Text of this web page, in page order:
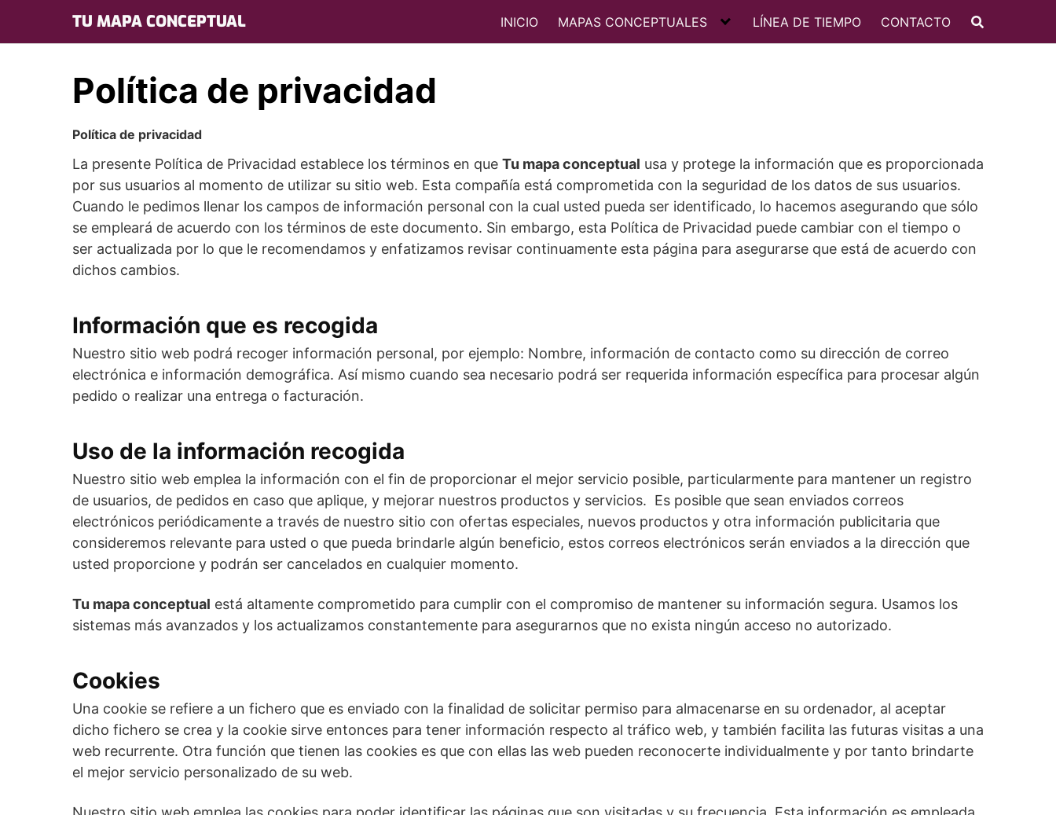
content
TU MAPA CONCEPTUAL INICIO MAPAS CONCEPTUALES LÍNEA DE TIEMPO CONTACTO
Política de privacidad
Política de privacidad
La presente Política de Privacidad establece los términos en que Tu mapa conceptual usa y protege la información que es proporcionada
por sus usuarios al momento de utilizar su sitio web. Esta compañía está comprometida con la seguridad de los datos de sus usuarios.
Cuando le pedimos llenar los campos de información personal con la cual usted pueda ser identificado, lo hacemos asegurando que sólo
se empleará de acuerdo con los términos de este documento. Sin embargo, esta Política de Privacidad puede cambiar con el tiempo o
ser actualizada por lo que le recomendamos y enfatizamos revisar continuamente esta página para asegurarse que está de acuerdo con
dichos cambios.
Información que es recogida
Nuestro sitio web podrá recoger información personal, por ejemplo: Nombre, información de contacto como su dirección de correo
electrónica e información demográfica. Así mismo cuando sea necesario podrá ser requerida información específica para procesar algún
pedido o realizar una entrega o facturación.
Uso de la información recogida
Nuestro sitio web emplea la información con el fin de proporcionar el mejor servicio posible, particularmente para mantener un registro
de usuarios, de pedidos en caso que aplique, y mejorar nuestros productos y servicios. Es posible que sean enviados correos
electrónicos periódicamente a través de nuestro sitio con ofertas especiales, nuevos productos y otra información publicitaria que
consideremos relevante para usted o que pueda brindarle algún beneficio, estos correos electrónicos serán enviados a la dirección que
usted proporcione y podrán ser cancelados en cualquier momento.
Tu mapa conceptual está altamente comprometido para cumplir con el compromiso de mantener su información segura. Usamos los
sistemas más avanzados y los actualizamos constantemente para asegurarnos que no exista ningún acceso no autorizado.
Cookies
Una cookie se refiere a un fichero que es enviado con la finalidad de solicitar permiso para almacenarse en su ordenador, al aceptar
dicho fichero se crea y la cookie sirve entonces para tener información respecto al tráfico web, y también facilita las futuras visitas a una
web recurrente. Otra función que tienen las cookies es que con ellas las web pueden reconocerte individualmente y por tanto brindarte
el mejor servicio personalizado de su web.